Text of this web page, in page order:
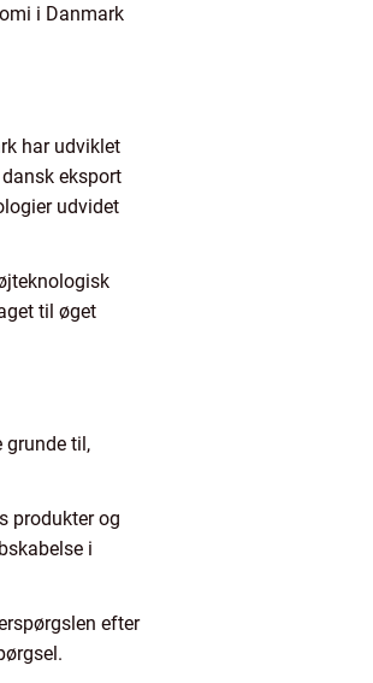
i Danmark
har udviklet
eksport
udvidet
til øget
grunde til,
produkter og
i
efter